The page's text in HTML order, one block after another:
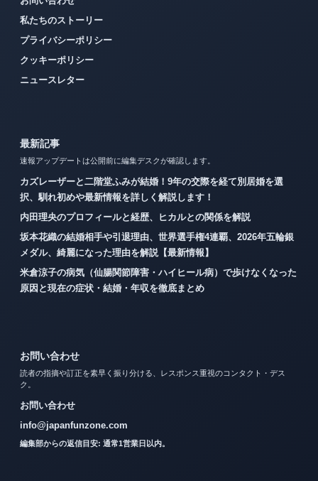
私たちのストーリー
プライバシーポリシー
クッキーポリシー
ニュースレター
最新記事
速報アップデートは公開前に編集デスクが確認します。
カズレーザーと二階堂ふみが結婚！9年の交際を経て別居婚を選
択、馴れ初めや最新情報を詳しく解説します！
内田理央のプロフィールと経歴、ヒカルとの関係を解説
坂本花織の結婚相手や引退理由、世界選手権4連覇、2026年五輪銀
メダル、綺麗になった理由を解説【最新情報】
米倉涼子の病気（仙腸関節障害・ハイヒール病）で歩けなくなった
原因と現在の症状・結婚・年収を徹底まとめ
お問い合わせ
読者の指摘や訂正を素早く振り分ける、レスポンス重視のコンタクト・デス
ク。
お問い合わせ
info@japanfunzone.com
編集部からの返信目安: 通常1営業日以内。